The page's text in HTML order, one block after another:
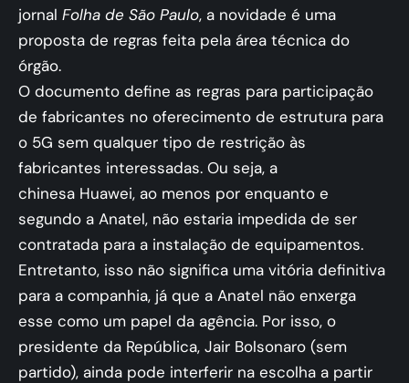
jornal Folha de São Paulo, a novidade é uma
proposta de regras feita pela área técnica do
órgão.
O documento define as regras para participação
de fabricantes no oferecimento de estrutura para
o 5G sem qualquer tipo de restrição às
fabricantes interessadas. Ou seja, a
chinesa Huawei, ao menos por enquanto e
segundo a Anatel, não estaria impedida de ser
contratada para a instalação de equipamentos.
Entretanto, isso não significa uma vitória definitiva
para a companhia, já que a Anatel não enxerga
esse como um papel da agência. Por isso, o
presidente da República, Jair Bolsonaro (sem
partido), ainda pode interferir na escolha a partir